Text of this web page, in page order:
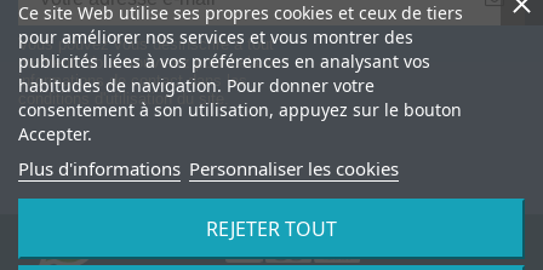
Ce site Web utilise ses propres cookies et ceux de tiers
pour améliorer nos services et vous montrer des
publicités liées à vos préférences en analysant vos
habitudes de navigation. Pour donner votre
consentement à son utilisation, appuyez sur le bouton
Accepter.
Plus d'informations Personnaliser les cookies
REJETER TOUT
Vous pouvez vous désinscrire à tout
moment. Vous trouverez pour cela nos
informations de contact dans les
conditions d'utilisation du site.